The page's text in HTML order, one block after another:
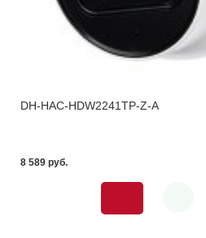
DH-HAC-HDW2241TP-Z-A
8 589 pуб.